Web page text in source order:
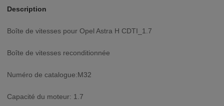
Description
Boîte de vitesses pour Opel Astra H CDTI_1.7
Boîte de vitesses reconditionnée
Numéro de catalogue:M32
Capacité du moteur: 1.7